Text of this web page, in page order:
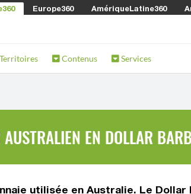
Europe360 AmériqueLatine360
Contenus Services
AUSTRALIEN EN DOLLAR
utilisée en Australie. Le